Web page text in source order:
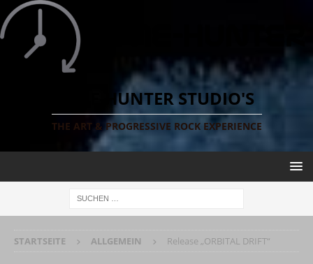
TIME-HUNTER STUDIO'S
THE ART & PROGRESSIVE ROCK EXPERIENCE
STARTSEITE ALLGEMEIN Release „ORBITAL DRIFT“